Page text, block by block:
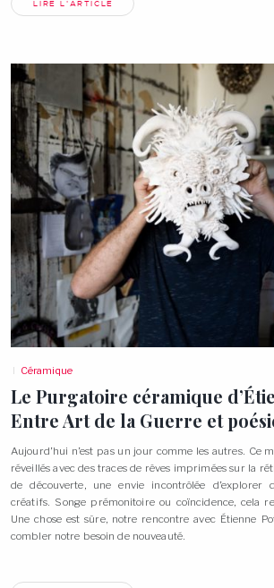
LIRE L'ARTICLE
Céramique
Le Purgatoire céramique
Entre Art de la Guerre et
Aujourd’hui n’est pas un jour comme les autres. Ce
réveillés avec des traces de rêves imprimées sur la
de découverte, une envie incontrôlée d’explorer
créatifs. Songe prémonitoire ou coïncidence, cela
Une chose est sûre, notre rencontre avec Étienne
combler notre besoin de nouveauté.